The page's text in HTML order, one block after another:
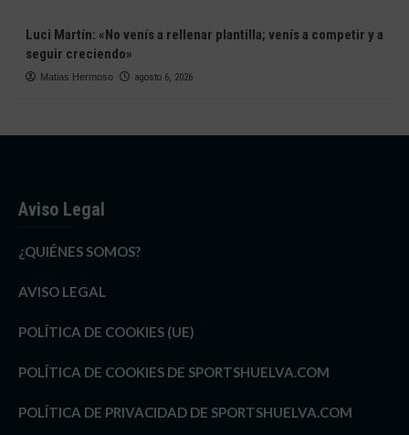
Luci Martín: «No venís a rellenar plantilla; venís a competir y a
seguir creciendo»
Matias Hermoso agosto 6, 2026
Aviso Legal
¿QUIÉNES SOMOS?
AVISO LEGAL
POLÍTICA DE COOKIES (UE)
POLÍTICA DE COOKIES DE SPORTSHUELVA.COM
POLÍTICA DE PRIVACIDAD DE SPORTSHUELVA.COM